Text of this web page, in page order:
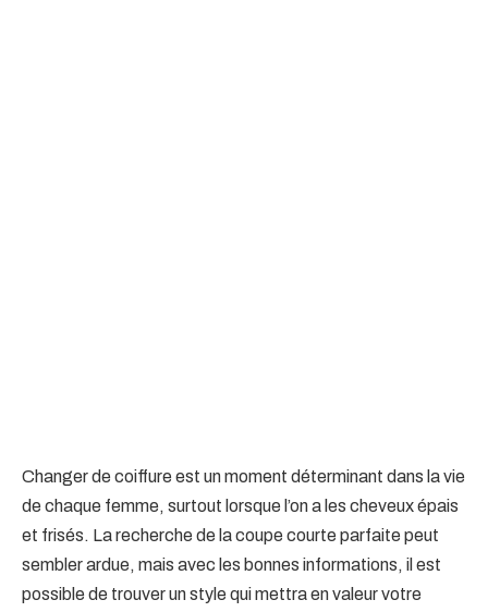
Changer de coiffure est un moment déterminant dans la vie
de chaque femme, surtout lorsque l’on a les cheveux épais
et frisés. La recherche de la coupe courte parfaite peut
sembler ardue, mais avec les bonnes informations, il est
possible de trouver un style qui mettra en valeur votre